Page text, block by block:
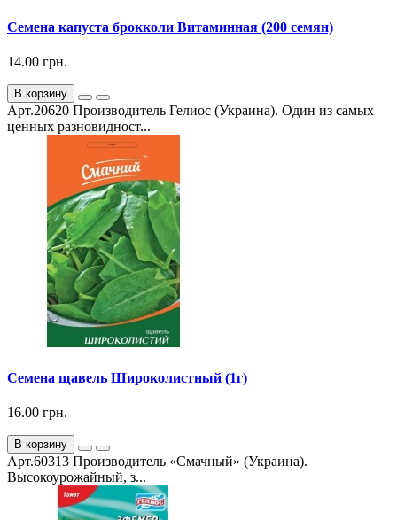
Семена капуста брокколи Витаминная (200 семян)
14.00 грн.
В корзину
Арт.20620 Производитель Гелиос (Украина). Один из самых
ценных разновидност...
Семена щавель Широколистный (1г)
16.00 грн.
В корзину
Арт.60313 Производитель «Смачный» (Украина).
Высокоурожайный, з...